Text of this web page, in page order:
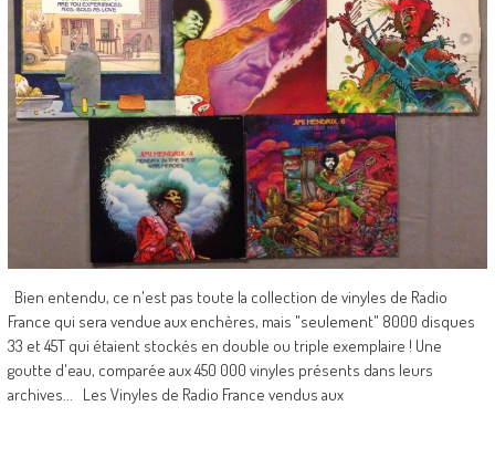
Bien entendu, ce n'est pas toute la collection de vinyles de Radio
France qui sera vendue aux enchères, mais "seulement" 8000 disques
33 et 45T qui étaient stockés en double ou triple exemplaire ! Une
goutte d'eau, comparée aux 450 000 vinyles présents dans leurs
archives... Les Vinyles de Radio France vendus aux